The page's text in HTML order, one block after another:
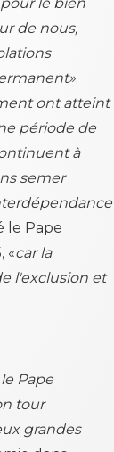
de nous,
.
ont atteint
période de
à
semer
le Pape
«car la
l'exclusion et
Pape
tour
grandes